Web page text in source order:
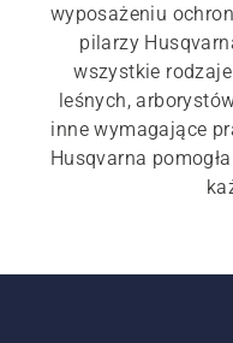
wyposażeniu
pilarzy
wszystkie
leśnych,
inne wymagające
Husqvarna